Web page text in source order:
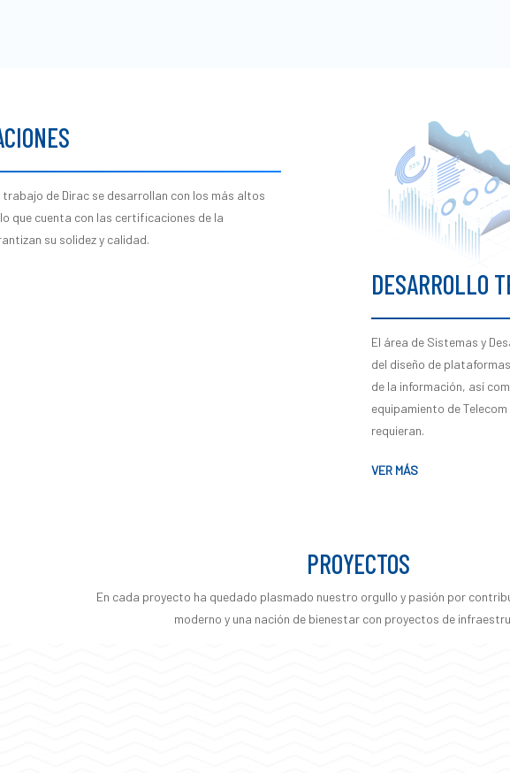
de Dirac se desarrollan con los más altos
que cuenta con las certificaciones de la
su solidez y calidad.
DESARROLLO
El área de Sistemas y
del diseño de
de la información, así
equipamiento de
requieran.
VER MÁS
PROYECTOS
En cada proyecto ha quedado plasmado nuestro orgullo y pasión por
moderno y una nación de bienestar con proyectos de